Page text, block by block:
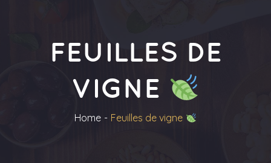
FEUILLES DE
VIGNE
Home Feuilles de vigne